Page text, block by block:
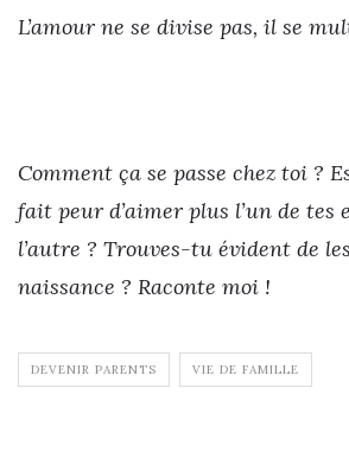
L’amour ne se divise pas, il se
Comment ça se passe chez toi ?
fait peur d’aimer plus l’un de tes
l’autre ? Trouves-tu évident de
naissance ? Raconte moi !
DEVENIR PARENTS VIE DE FAMILLE